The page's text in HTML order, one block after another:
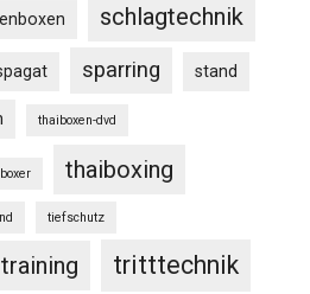
schlagtechnik
sparring stand
thaiboxen-dvd
thaiboxing
tiefschutz
training tritttechnik